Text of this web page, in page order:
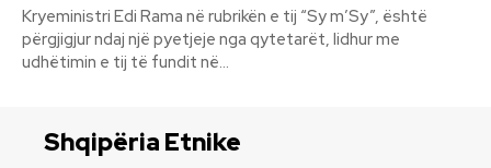
Kryeministri Edi Rama në rubrikën e tij “Sy m’Sy”, është
përgjigjur ndaj një pyetjeje nga qytetarët, lidhur me
udhëtimin e tij të fundit në...
Shqipëria Etnike